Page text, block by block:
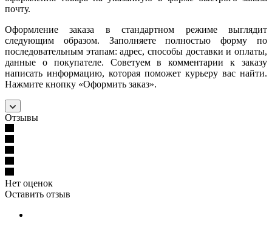
почту.
Оформление заказа в стандартном режиме выглядит
следующим образом. Заполняете полностью форму по
последовательным этапам: адрес, способы доставки и оплаты,
данные о покупателе. Советуем в комментарии к заказу
написать информацию, которая поможет курьеру вас найти.
Нажмите кнопку «Оформить заказ».
Отзывы
Нет оценок
Оставить отзыв